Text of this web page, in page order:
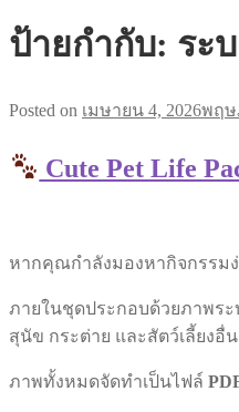
ป้ายกำกับ: ระ
Posted on เมษายน 4, 2026พฤษ
Cute Pet Life
หากคุณกำลังมองหากิจกรรมง่
ภายในชุดประกอบด้วยภาพร
สุนัข กระต่าย และสัตว์เลี้ยงอื่
ภาพทั้งหมดจัดทำเป็นไฟล์